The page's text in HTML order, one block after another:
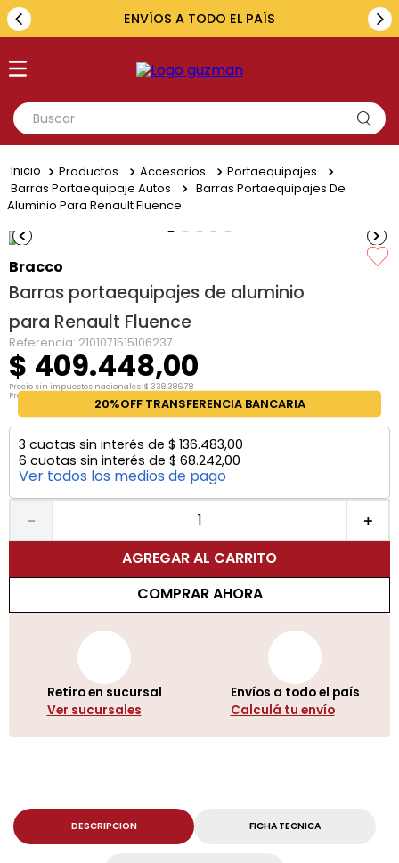
ENVÍOS A TODO EL PAÍS
Buscar
1.
toyota
3.
Productos Accesorios
Portaequipajes
Barras Portaequipaje Autos
Barras Portaequipajes De
Aluminio Para Renault Fluence
Bracco
Barras portaequipajes de aluminio
para Renault Fluence
Referencia: 2101071515106237
$ 409.448,00
Precio sin impuestos nacionales:$ 338.386,78
Precio por unidad:
20%OFF TRANSFERENCIA BANCARIA
3 cuotas sin interés de $ 136.483,00
6 cuotas sin interés de $ 68.242,00
Ver todos los medios de pago
＋
－
AGREGAR AL CARRITO
COMPRAR AHORA
Retiro en sucursal
Ver sucursales
Envíos a todo el país
Calculá tu envío
DESCRIPCION FICHA TECNICA